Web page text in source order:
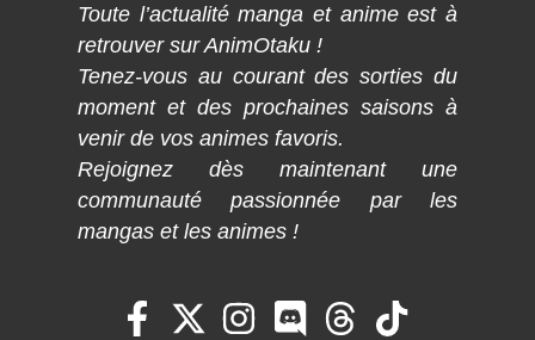
Toute l’actualité manga et anime est à
retrouver sur AnimOtaku !
Tenez-vous au courant des sorties du
moment et des prochaines saisons à
venir de vos animes favoris.
Rejoignez dès maintenant une
communauté passionnée par les
mangas et les animes !